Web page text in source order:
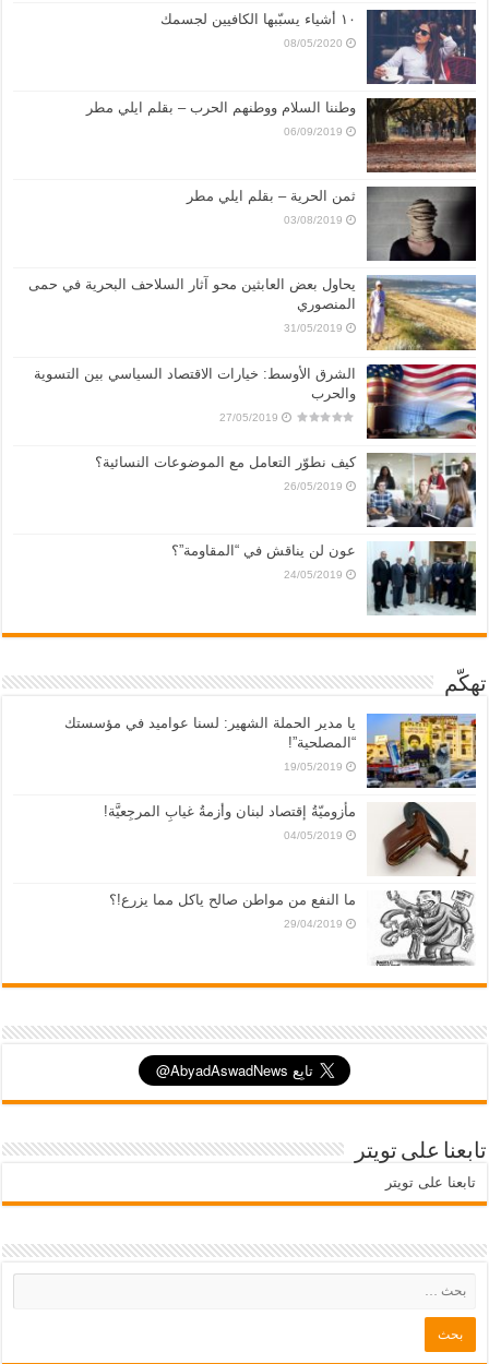
١٠ أشياء يسبّبها الكافيين لجسمك
08/05/2020
وطننا السلام ووطنهم الحرب – بقلم ايلي مطر
06/09/2019
ثمن الحرية – بقلم ايلي مطر
03/08/2019
يحاول بعض العابثين محو آثار السلاحف البحرية في حمى
المنصوري
31/05/2019
الشرق الأوسط: خيارات الاقتصاد السياسي بين التسوية
والحرب
27/05/2019
كيف نطوّر التعامل مع الموضوعات النسائية؟
26/05/2019
عون لن يناقش في “المقاومة”؟
24/05/2019
تهكّم
يا مدير الحملة الشهير: لسنا عواميد في مؤسستك
“المصلحية”!
19/05/2019
مأزوميّةُ إقتصاد لبنان وأزمةُ غيابِ المرجِعيَّة!
04/05/2019
ما النفع من مواطن صالح ياكل مما يزرع!؟
29/04/2019
تابعنا على تويتر
تابعنا على تويتر